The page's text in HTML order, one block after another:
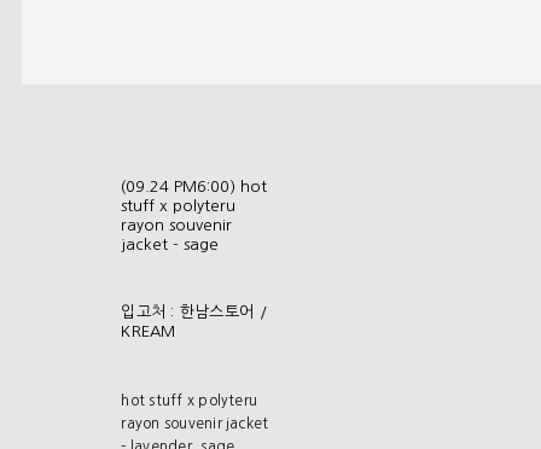
(09.24 PM6:00) hot
stuff x polyteru
rayon souvenir
jacket - sage
입고처 : 한남스토어 /
KREAM
hot stuff x polyteru
rayon souvenir jacket